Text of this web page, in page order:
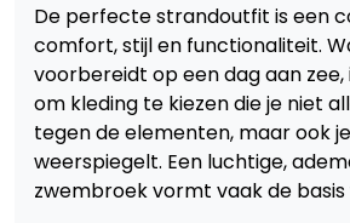
De perfecte strandoutfit is een
comfort, stijl en functionaliteit.
voorbereidt op een dag aan
om kleding te kiezen die je niet
tegen de elementen, maar ook
weerspiegelt. Een luchtige,
zwembroek vormt vaak de